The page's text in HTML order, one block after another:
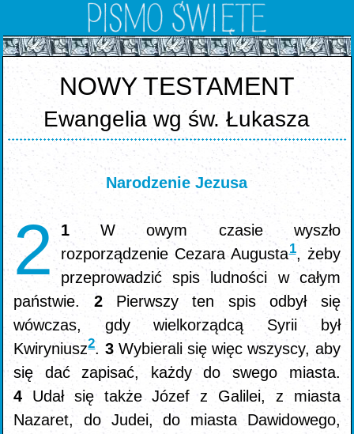
NOWY TESTAMENT
Ewangelia wg św. Łukasza
Narodzenie Jezusa
2 1W owym czasie wyszło
rozporządzenie Cezara Augusta1, żeby
przeprowadzić spis ludności w całym
państwie. 2 Pierwszy ten spis odbył się
wówczas, gdy wielkorządcą Syrii był
Kwiryniusz2. 3 Wybierali się więc wszyscy, aby
się dać zapisać, każdy do swego miasta.
4 Udał się także Józef z Galilei, z miasta
Nazaret, do Judei, do miasta Dawidowego,